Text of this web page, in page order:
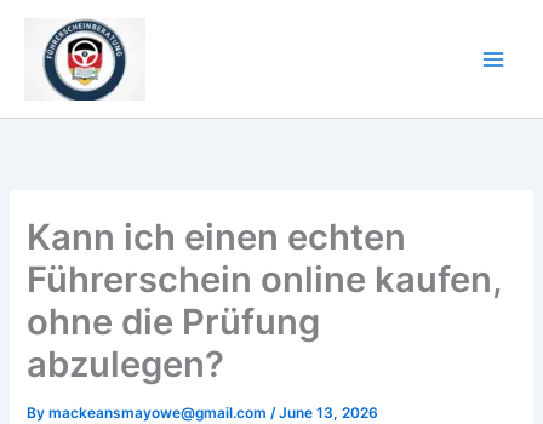
content
Kann ich einen echten
Führerschein online kaufen,
ohne die Prüfung
abzulegen?
Bymackeansmayowe@gmail.com/June 13, 2026